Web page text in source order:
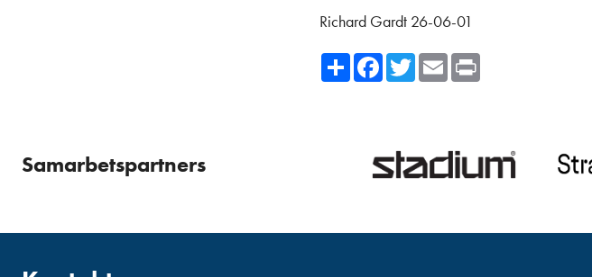
Richard Gardt 26-06-01
ShareFacebook
TwitterEmail
Samarbetspartners